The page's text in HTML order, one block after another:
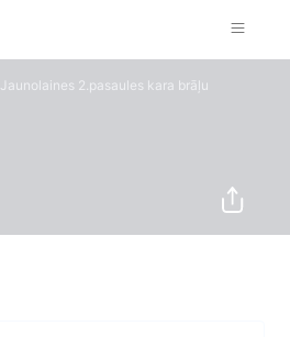
Jaunolaines 2.pasaules kara brāļu